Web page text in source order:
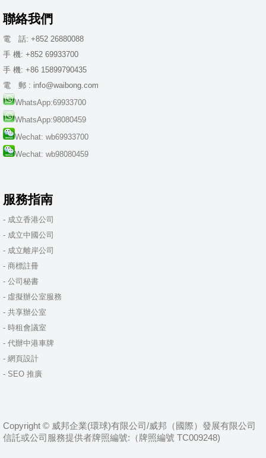
聯絡我們
電 話: +852 26880088
手 機: +852 69933700
手 機: +86 15899790435
電 郵 : info@waibong.com
WhatsApp:69933700
WhatsApp:98080459
Wechat: wb69933700
Wechat: wb98080459
服務指南
- 成立香港公司
- 成立中國公司
- 成立離岸公司
- 商標註冊
- 公司秘書
- 虛擬辦公室服務
- 共享辦公室
- 時租會議室
- 代辦中港車牌
- 網頁設計
- SEO 推廣
Copyright © 威邦企業(環球)有限公司/威邦（國際）發展有限公司
信託或公司服務提供者牌照編號:（牌照編號 TC009248)